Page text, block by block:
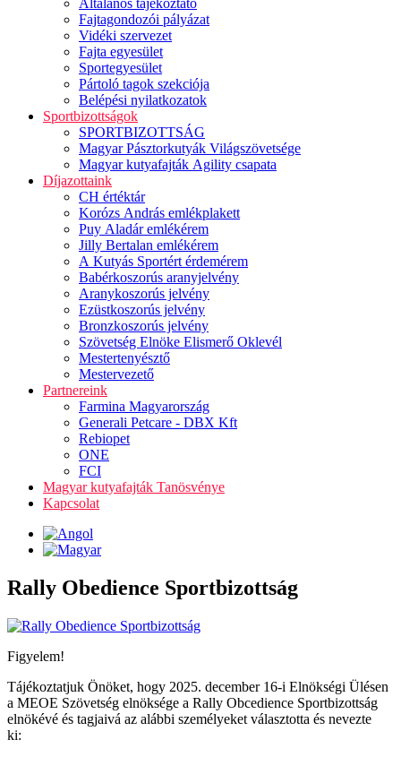
Általános tájékoztató
Fajtagondozói pályázat
Vidéki szervezet
Fajta egyesület
Sportegyesület
Pártoló tagok szekciója
Belépési nyilatkozatok
Sportbizottságok
SPORTBIZOTTSÁG
Magyar Pásztorkutyák Világszövetsége
Magyar kutyafajták Agility csapata
Díjazottaink
CH értéktár
Korózs András emlékplakett
Puy Aladár emlékérem
Jilly Bertalan emlékérem
A Kutyás Sportért érdemérem
Babérkoszorús aranyjelvény
Aranykoszorús jelvény
Ezüstkoszorús jelvény
Bronzkoszorús jelvény
Szövetség Elnöke Elismerő Oklevél
Mestertenyésztő
Mestervezető
Partnereink
Farmina Magyarország
Generali Petcare - DBX Kft
Rebiopet
ONE
FCI
Magyar kutyafajták Tanösvénye
Kapcsolat
Rally Obedience Sportbizottság
Figyelem!
Tájékoztatjuk Önöket, hogy 2025. december 16-i Elnökségi Ülésen
a MEOE Szövetség elnöksége a Rally Obcedience Sportbizottság
elnökévé és tagjaivá az alábbi személyeket választotta és nevezte
ki: